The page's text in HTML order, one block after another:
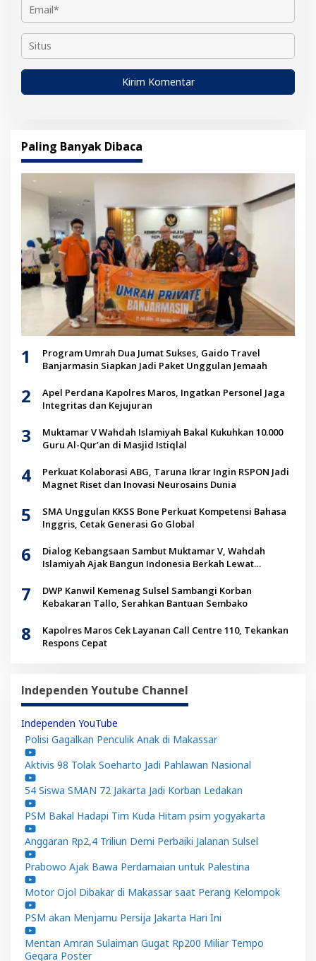
Paling Banyak Dibaca
1
Program Umrah Dua Jumat Sukses, Gaido Travel
Banjarmasin Siapkan Jadi Paket Unggulan Jemaah
2
Apel Perdana Kapolres Maros, Ingatkan Personel Jaga
Integritas dan Kejujuran
3
Muktamar V Wahdah Islamiyah Bakal Kukuhkan 10.000
Guru Al-Qur’an di Masjid Istiqlal
4
Perkuat Kolaborasi ABG, Taruna Ikrar Ingin RSPON Jadi
Magnet Riset dan Inovasi Neurosains Dunia
5
SMA Unggulan KKSS Bone Perkuat Kompetensi Bahasa
Inggris, Cetak Generasi Go Global
6
Dialog Kebangsaan Sambut Muktamar V, Wahdah
Islamiyah Ajak Bangun Indonesia Berkah Lewat
7
DWP Kanwil Kemenag Sulsel Sambangi Korban
Kebakaran Tallo, Serahkan Bantuan Sembako
8
Kapolres Maros Cek Layanan Call Centre 110, Tekankan
Respons Cepat
Independen Youtube Channel
Independen YouTube
Polisi Gagalkan Penculik Anak di Makassar
Aktivis 98 Tolak Soeharto Jadi Pahlawan Nasional
54 Siswa SMAN 72 Jakarta Jadi Korban Ledakan
PSM Bakal Hadapi Tim Kuda Hitam psim yogyakarta
Anggaran Rp2,4 Triliun Demi Perbaiki Jalanan Sulsel
Prabowo Ajak Bawa Perdamaian untuk Palestina
Motor Ojol Dibakar di Makassar saat Perang Kelompok
PSM akan Menjamu Persija Jakarta Hari Ini
Mentan Amran Sulaiman Gugat Rp200 Miliar Tempo
Gegara Poster